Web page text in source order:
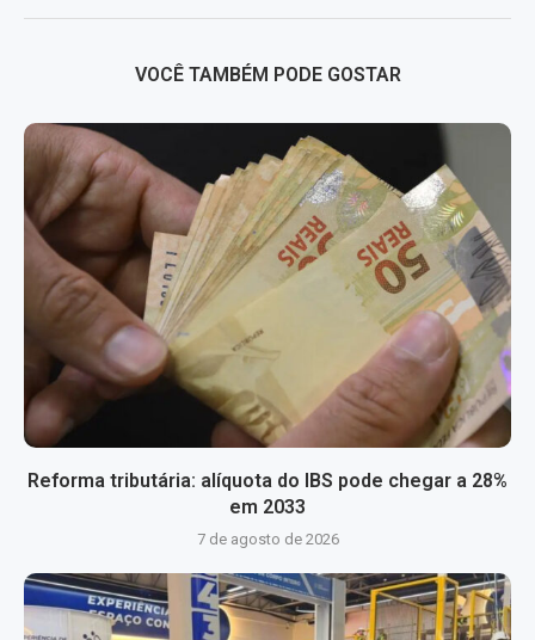
VOCÊ TAMBÉM PODE GOSTAR
Reforma tributária: alíquota do IBS pode chegar a 28%
em 2033
7 de agosto de 2026